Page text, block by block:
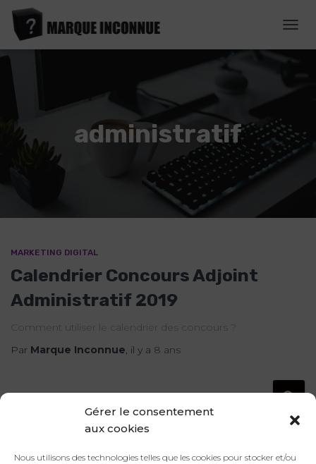
Gérer le consentement
aux cookies
Nous utilisons des technologies telles que les cookies pour stocker et/ou
LA
administratif
MARKETING DIGITAL
Calendrier Concours Adjoint
Administratif 2019
Comment utiliser le calendrier des concours ?
Par Marque Inconnue, il y a 8 ans
R
e